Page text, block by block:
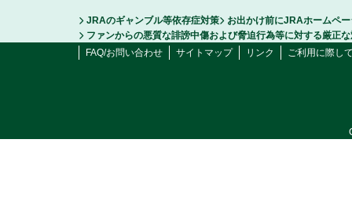
JRAのギャンブル等依存症対策
お出かけ前にJRAホームペ
ファンからの悪質な誹謗中傷および脅迫行為等に対する厳正
FAQ/お問い合わせ
サイトマップ リンク ご利用に際し